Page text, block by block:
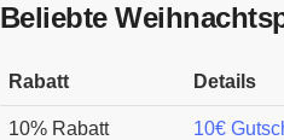
Beliebte
Rabatt Details
10% Rabatt 10€